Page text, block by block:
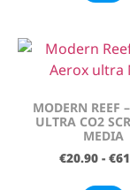
MODERN REEF
ULTRA CO2
MEDIA
€20.90 - €